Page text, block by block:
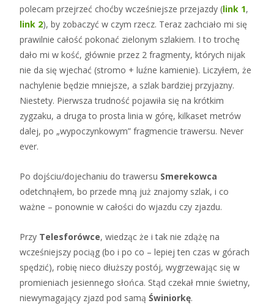
polecam przejrzeć choćby wcześniejsze przejazdy (link 1,
link 2), by zobaczyć w czym rzecz. Teraz zachciało mi się
prawilnie całość pokonać zielonym szlakiem. I to trochę
dało mi w kość, głównie przez 2 fragmenty, których nijak
nie da się wjechać (stromo + luźne kamienie). Liczyłem, że
nachylenie będzie mniejsze, a szlak bardziej przyjazny.
Niestety. Pierwsza trudność pojawiła się na krótkim
zygzaku, a druga to prosta linia w górę, kilkaset metrów
dalej, po „wypoczynkowym” fragmencie trawersu. Never
ever.
Po dojściu/dojechaniu do trawersu Smerekowca
odetchnąłem, bo przede mną już znajomy szlak, i co
ważne – ponownie w całości do wjazdu czy zjazdu.
Przy Telesforówce, wiedząc że i tak nie zdążę na
wcześniejszy pociąg (bo i po co – lepiej ten czas w górach
spędzić), robię nieco dłuższy postój, wygrzewając się w
promieniach jesiennego słońca. Stąd czekał mnie świetny,
niewymagający zjazd pod samą Świniorkę.